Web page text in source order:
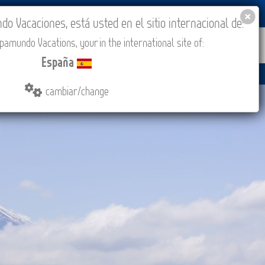
COMPRAR CONTACTO MÁS
Vacaciones, está usted en el sitio internacional de:
Vacations, your in the international site of:
España
cambiar/change